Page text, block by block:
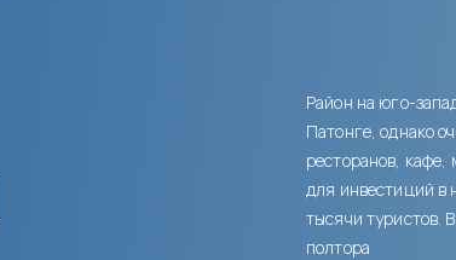
Район на юго-
Патонге, однако
ресторанов, кафе,
для инвестиций в
тысячи туристов.
полтора